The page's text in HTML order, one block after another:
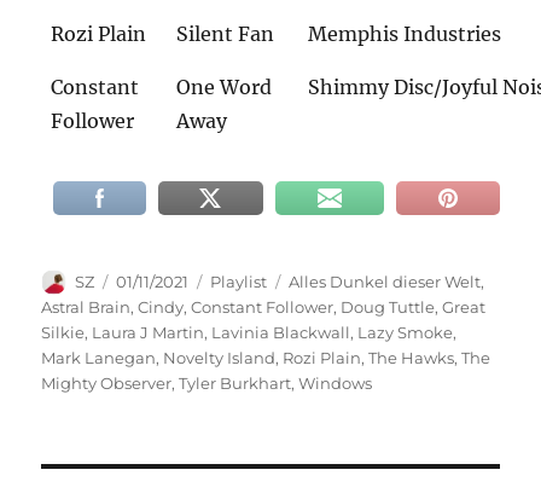
Rozi Plain Silent Fan Memphis Industries
Constant
Follower
One Word
Away
Shimmy Disc/Joyful
Autor
SZ
Veröffentlicht
am
01/11/2021 Kategorien
Playlist Schlagwörter
Alles Dunkel dieser Welt,
Astral Brain,Cindy,Constant Follower, Doug Tuttle,Great
Silkie, Laura J Martin, Lavinia Blackwall, Lazy Smoke,
Mark Lanegan, Novelty Island, Rozi Plain,The Hawks,The
Mighty Observer,Tyler Burkhart,Windows